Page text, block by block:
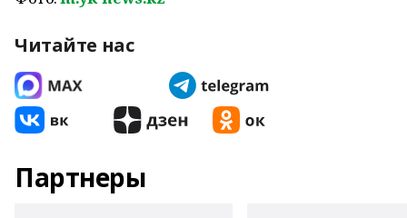
Читайте нас
Партнеры